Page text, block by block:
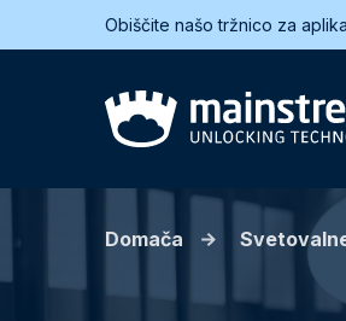
Obiščite našo tržnico za
Domača